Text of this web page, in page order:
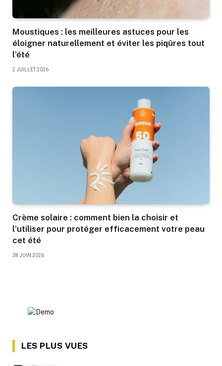
Moustiques : les meilleures astuces pour les
éloigner naturellement et éviter les piqûres tout
l’été
2 JUILLET 2026
Crème solaire : comment bien la choisir et
l’utiliser pour protéger efficacement votre peau
cet été
28 JUIN 2026
LES PLUS VUES